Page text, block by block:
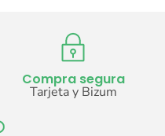
Compra segura
Tarjeta y Bizum